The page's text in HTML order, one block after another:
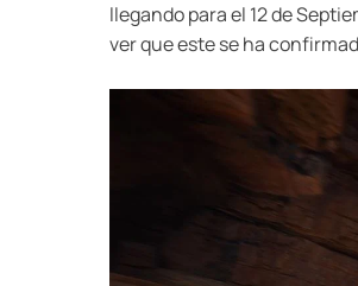
llegando para el 12 de
ver que este se ha